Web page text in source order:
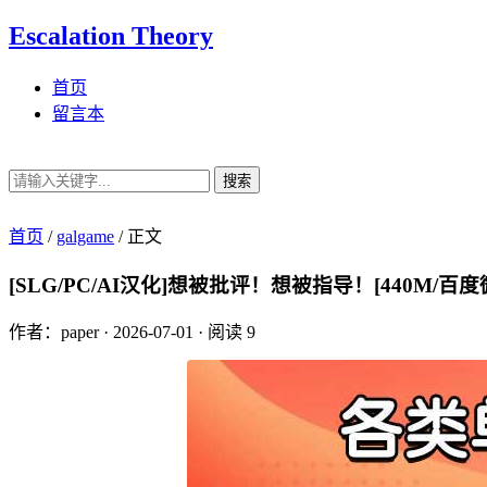
Escalation Theory
首页
留言本
搜索
首页 / galgame /正文
[SLG/PC/AI汉化]想被批评！想被指导！[440M/百度
作者：paper· 2026-07-01 · 阅读 9